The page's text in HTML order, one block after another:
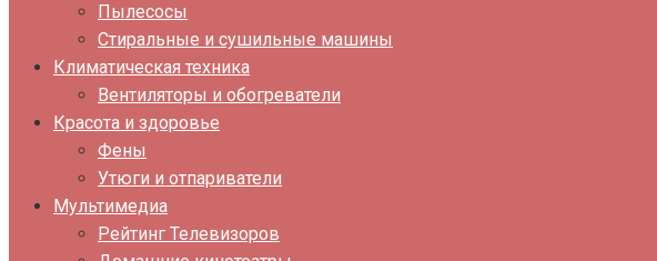
Пылесосы
Стиральные и сушильные машины
Климатическая техника
Вентиляторы и обогреватели
Красота и здоровье
Фены
Утюги и отпариватели
Мультимедиа
Рейтинг Телевизоров